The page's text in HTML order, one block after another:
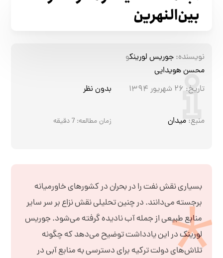
بین‌النهرین
نویسنده: جوریس لورینکو
محسن هویدایی
تاریخ: ۲۶ شهریور ۱۳۹۴ بدون نظر
منبع: میدان زمان مطالعه: 7دقیقه
بسیاری نقش نفت را در بحران در کشورهای خاورمیانه
برجسته می‌دانند. در چنین تحلیلی نقش نزاع بر سر سایر
منابع طبیعی از جمله آب نادیده گرفته می‌شود. جوریس
لورینک در این یادداشت توضیح می‌دهد که چگونه
تلاش‌های دولت ترکیه برای دسترسی به منابع آبی در